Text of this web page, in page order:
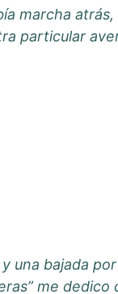
marcha
particular
una bajada
me